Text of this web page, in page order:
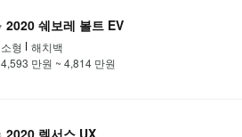
2020 쉐보레 볼트 EV
소형
해치백
4,593 만원 ~ 4,814 만원